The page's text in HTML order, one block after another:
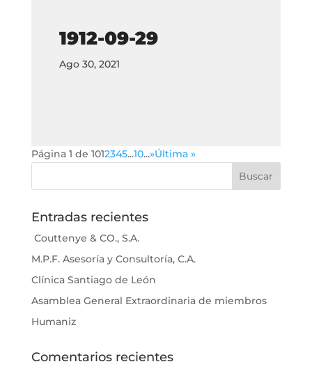
1912-09-29
Ago 30, 2021
Página 1 de 1012345...10...»Última »
Entradas recientes
Couttenye & CO., S.A.
M.P.F. Asesoría y Consultoría, C.A.
Clínica Santiago de León
Asamblea General Extraordinaria de miembros
Humaniz
Comentarios recientes